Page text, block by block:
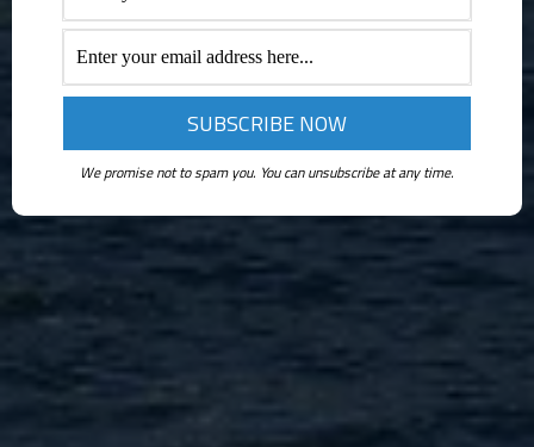
We promise not to spam you. You can unsubscribe at any time.